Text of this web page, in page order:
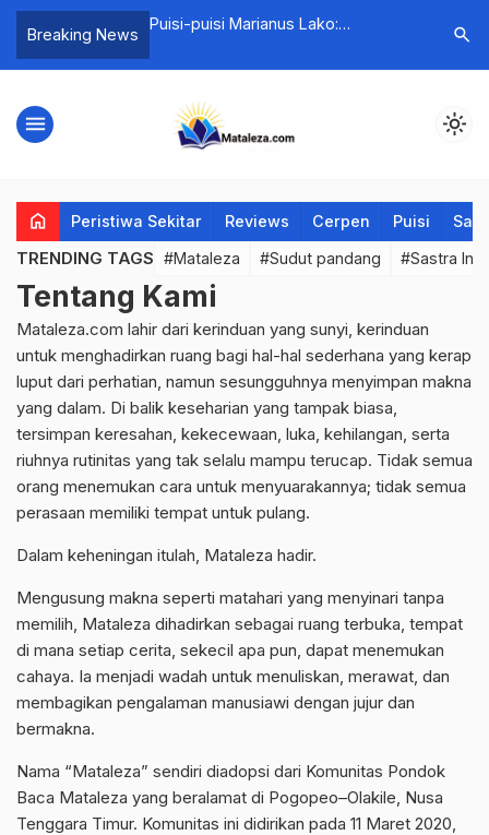
Breaking News
Resmi Diterima di
Nyata
dan Pengabdian
Puisi-puisi Marianus Lako:
Kenangan, Gagasan Kesepian dan
Puisi-puisi Lainnya
12 Mei
search
menu light_mode
home Peristiwa Sekitar Reviews Cerpen Puisi
TRENDING TAGS #Mataleza #Sudut pandang #Sastra
Tentang Kami
Mataleza.com lahir dari kerinduan yang sunyi, kerinduan
untuk menghadirkan ruang bagi hal-hal sederhana yang kerap
luput dari perhatian, namun sesungguhnya menyimpan makna
yang dalam. Di balik keseharian yang tampak biasa,
tersimpan keresahan, kekecewaan, luka, kehilangan, serta
riuhnya rutinitas yang tak selalu mampu terucap. Tidak semua
orang menemukan cara untuk menyuarakannya; tidak semua
perasaan memiliki tempat untuk pulang.
Dalam keheningan itulah, Mataleza hadir.
Mengusung makna seperti matahari yang menyinari tanpa
memilih, Mataleza dihadirkan sebagai ruang terbuka, tempat
di mana setiap cerita, sekecil apa pun, dapat menemukan
cahaya. Ia menjadi wadah untuk menuliskan, merawat, dan
membagikan pengalaman manusiawi dengan jujur dan
bermakna.
Nama “Mataleza” sendiri diadopsi dari Komunitas Pondok
Baca Mataleza yang beralamat di Pogopeo–Olakile, Nusa
Tenggara Timur. Komunitas ini didirikan pada 11 Maret 2020,